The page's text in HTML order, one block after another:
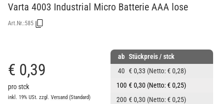
Varta 4003 Industrial Micro Batterie AAA lose
Art.Nr.:585
€ 0,39
pro stck
inkl. 19% USt. zzgl. Versand (Standard)
ab Stückpreis / stck
40 € 0,33 (Netto: € 0,28)
100 € 0,30 (Netto: € 0,25)
200 € 0,30 (Netto: € 0,25)